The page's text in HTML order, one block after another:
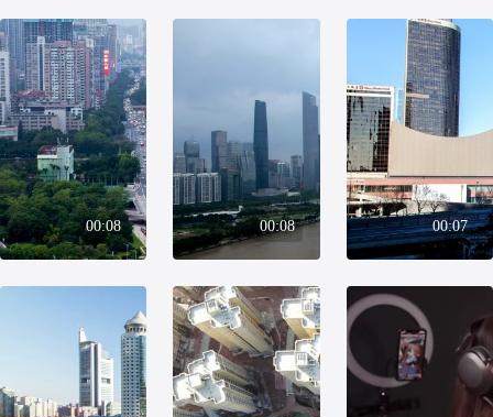
00:08 00:08 00:07